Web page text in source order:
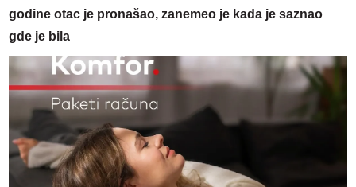
godine otac je pronašao, zanemeo je kada je saznao
gde je bila